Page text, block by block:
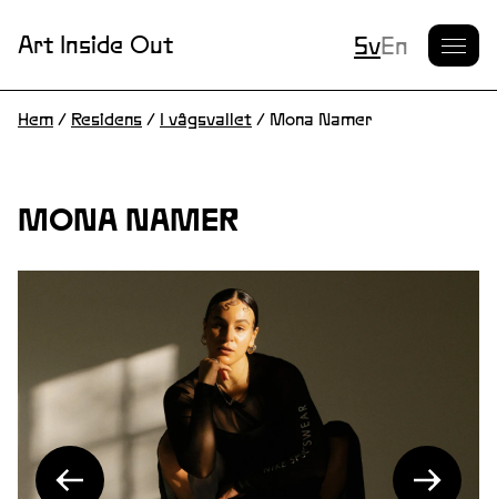
Art Inside Out Nuvarande
SvEn
Hem / Residens / I vågsvallet / Mona Namer
MONA NAMER